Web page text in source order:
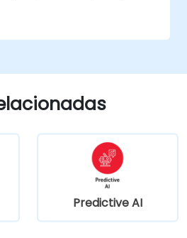
de redacción gracias
impulsadas por
AI en proyectos de
y profesional.
Predictive AI